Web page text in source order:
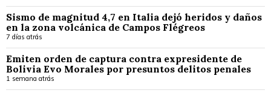
Sismo de magnitud 4,7 en Italia dejó heridos y daños
en la zona volcánica de Campos Flégreos
7 días atrás
Emiten orden de captura contra expresidente de
Bolivia Evo Morales por presuntos delitos penales
1 semana atrás